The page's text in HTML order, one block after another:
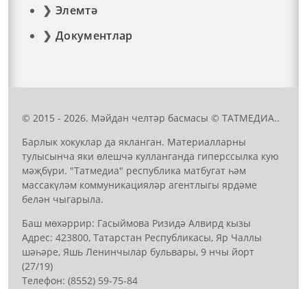
Элемтә
Документлар
© 2015 - 2026. Мәйдан челтәр басмасы © ТАТМЕДИА..
Барлык хокуклар да якланган. Материалларны
тулысынча яки өлешчә кулланганда гиперссылка кую
мәҗбүри. "Татмедиа" республика матбугат һәм
массакүләм коммуникацияләр агентлыгы ярдәме
белән чыгарыла.
Баш мөхәррир: Гасыймова Ризидә Алвирд кызы
Адрес: 423800, Татарстан Республикасы, Яр Чаллы
шәһәре, Яшь Ленинчылар бульвары, 9 нчы йорт
(27/19)
Телефон: (8552) 59-75-84